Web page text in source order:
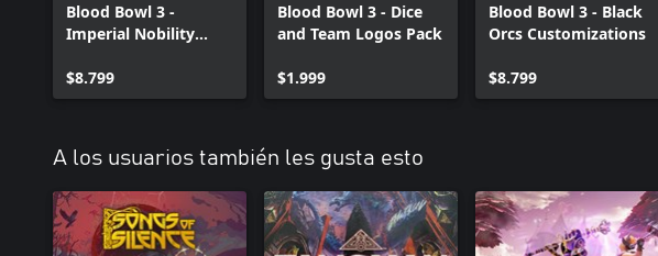
Blood Bowl 3 -
Imperial Nobility
$8.799
Blood Bowl 3 - Dice
and Team Logos Pack
$1.999
Blood Bowl 3 - Black
Orcs Customizations
$8.799
A los usuarios también les gusta esto